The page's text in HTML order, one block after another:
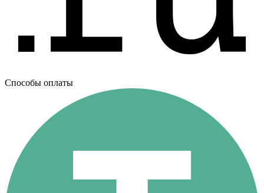
Способы оплаты